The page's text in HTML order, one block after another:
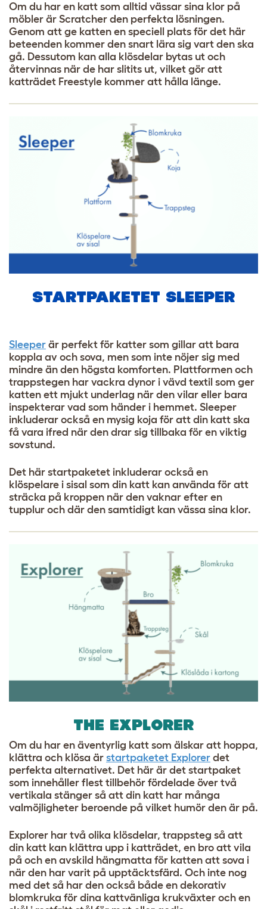
Om du har en katt som alltid vässar sina klor på
möbler är Scratcher den perfekta lösningen.
Genom att ge katten en speciell plats för det här
beteenden kommer den snart lära sig vart den ska
gå. Dessutom kan alla klösdelar bytas ut och
återvinnas när de har slitits ut, vilket gör att
katträdet Freestyle kommer att hålla länge.
STARTPAKETET SLEEPER
Sleeper är perfekt för katter som gillar att bara
koppla av och sova, men som inte nöjer sig med
mindre än den högsta komforten. Plattformen och
trappstegen har vackra dynor i vävd textil som ger
katten ett mjukt underlag när den vilar eller bara
inspekterar vad som händer i hemmet. Sleeper
inkluderar också en mysig koja för att din katt ska
få vara ifred när den drar sig tillbaka för en viktig
sovstund.
Det här startpaketet inkluderar också en
klöspelare i sisal som din katt kan använda för att
sträcka på kroppen när den vaknar efter en
tupplur och där den samtidigt kan vässa sina klor.
THE EXPLORER
Om du har en äventyrlig katt som älskar att hoppa,
klättra och klösa är startpaketet Explorer det
perfekta alternativet. Det här är det startpaket
som innehåller flest tillbehör fördelade över två
vertikala stänger så att din katt har många
valmöjligheter beroende på vilket humör den är på.
Explorer har två olika klösdelar, trappsteg så att
din katt kan klättra upp i katträdet, en bro att vila
på och en avskild hängmatta för katten att sova i
när den har varit på upptäcktsfärd. Och inte nog
med det så har den också både en dekorativ
blomkruka för dina kattvänliga krukväxter och en